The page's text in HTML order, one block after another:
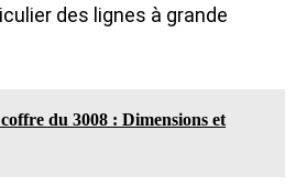
des lignes à grande
du 3008 : Dimensions et